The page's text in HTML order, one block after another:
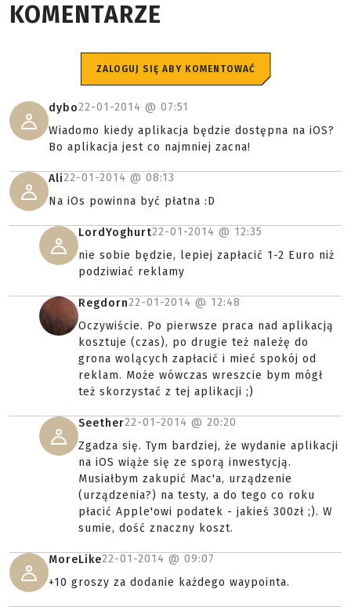
KOMENTARZE
ZALOGUJ SIĘ ABY KOMENTOWAĆ
dybo22-01-2014 @ 07:51
Wiadomo kiedy aplikacja będzie dostępna na iOS?
Bo aplikacja jest co najmniej zacna!
Ali22-01-2014 @ 08:13
Na iOs powinna być płatna :D
LordYoghurt22-01-2014 @ 12:35
nie sobie będzie, lepiej zapłacić 1-2 Euro niż
podziwiać reklamy
Regdorn22-01-2014 @ 12:48
Oczywiście. Po pierwsze praca nad aplikacją
kosztuje (czas), po drugie też należę do
grona wolących zapłacić i mieć spokój od
reklam. Może wówczas wreszcie bym mógł
też skorzystać z tej aplikacji ;)
Seether22-01-2014 @ 20:20
Zgadza się. Tym bardziej, że wydanie aplikacji
na iOS wiąże się ze sporą inwestycją.
Musiałbym zakupić Mac'a, urządzenie
(urządzenia?) na testy, a do tego co roku
płacić Apple'owi podatek - jakieś 300zł ;). W
sumie, dość znaczny koszt.
MoreLike22-01-2014 @ 09:07
+10 groszy za dodanie każdego waypointa.